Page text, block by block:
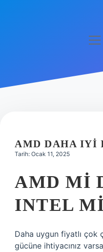
Hakkımızda
AMD DAHA IYI
Tarih: Ocak 11, 2025
AMD MI
INTEL
Daha uygun fiyatlı çok
gücüne ihtiyacınız